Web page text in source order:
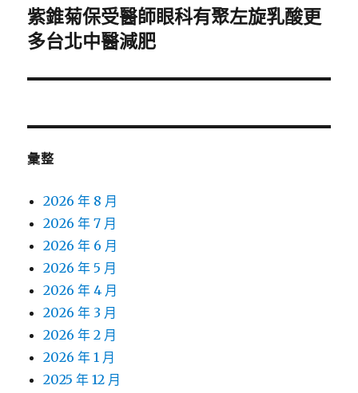
下
一
文
紫錐菊保受醫師眼科有聚左旋乳酸更
多台北中醫減肥
彙整
2026 年 8 月
2026 年 7 月
2026 年 6 月
2026 年 5 月
2026 年 4 月
2026 年 3 月
2026 年 2 月
2026 年 1 月
2025 年 12 月